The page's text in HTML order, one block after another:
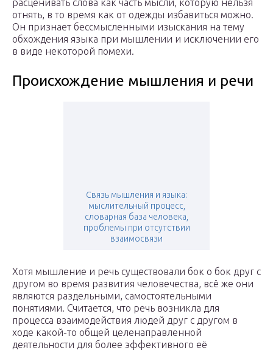
расценивать слова как часть мысли, которую нельзя
отнять, в то время как от одежды избавиться можно.
Он признает бессмысленными изыскания на тему
обхождения языка при мышлении и исключении его
в виде некоторой помехи.
Происхождение мышления и речи
Связь мышления и языка:
мыслительный процесс,
словарная база человека,
проблемы при отсутствии
взаимосвязи
Хотя мышление и речь существовали бок о бок друг с
другом во время развития человечества, всё же они
являются раздельными, самостоятельными
понятиями. Считается, что речь возникла для
процесса взаимодействия людей друг с другом в
ходе какой-то общей целенаправленной
деятельности для более эффективного её